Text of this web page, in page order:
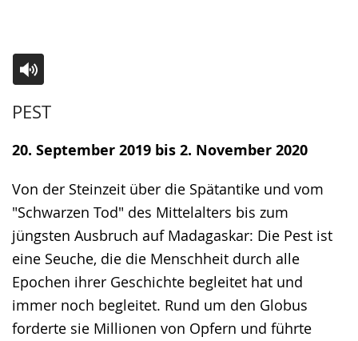
PEST
Leichten
Sprache
Audio-
Unterstützung.
Video
in
Gebärdensprache
wird
angezeigt.
20. September 2019 bis 2. November 2020
Von der Steinzeit über die Spätantike und vom
"Schwarzen Tod" des Mittelalters bis zum
jüngsten Ausbruch auf Madagaskar: Die Pest ist
eine Seuche, die die Menschheit durch alle
Epochen ihrer Geschichte begleitet hat und
immer noch begleitet. Rund um den Globus
forderte sie Millionen von Opfern und führte